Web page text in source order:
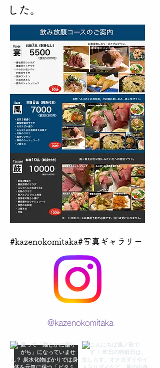
した。
​#kazenokomitaka#写真ギャラリー
@kazenokomitaka